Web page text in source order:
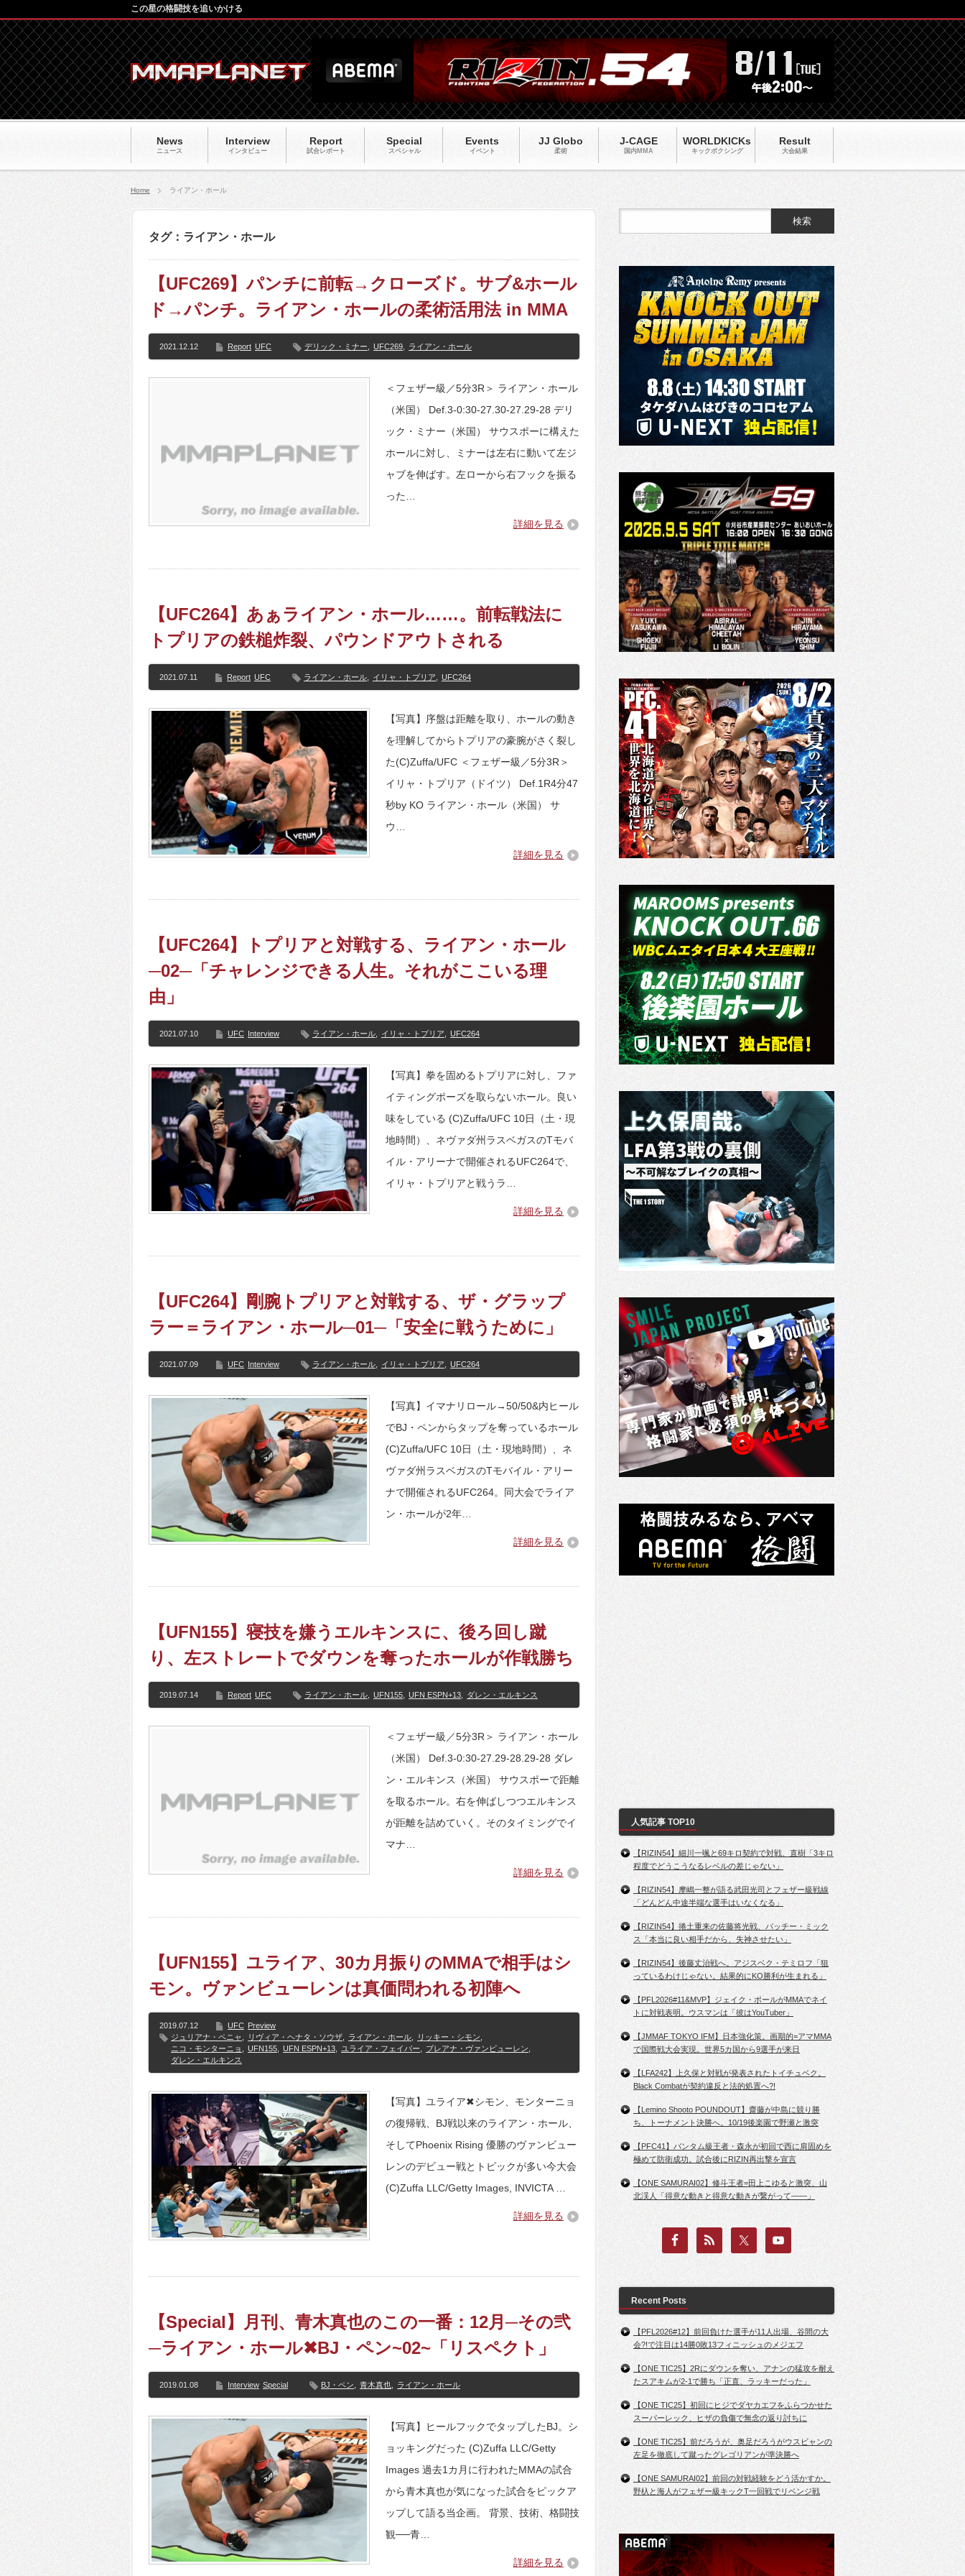
News
ニュース
Interview
インタビュー
Report
試合レポート
Special
スペシャル
Events
イベント
JJ Globo
柔術
J-CAGE
国内MMA
WORLDKICKs
キックポクシング
Result
大会結果
この星の格闘技を追いかける
Home ライアン・ホール
タグ：ライアン・ホール
【UFC269】パンチに前転→クローズド。サブ&ホール
ド→パンチ。ライアン・ホールの柔術活用法 in MMA
2021.12.12 Report UFC デリック・ミナー UFC269 ライアン・ホール
＜フェザー級／5分3R＞ ライアン・ホール
（米国） Def.3-0:30-27.30-27.29-28 デリ
ック・ミナー（米国） サウスポーに構えた
ホールに対し、ミナーは左右に動いて左ジ
ャブを伸ばす。左ローから右フックを振る
った…
詳細を見る
【UFC264】あぁライアン・ホール……。前転戦法に
トプリアの鉄槌炸裂、パウンドアウトされる
2021.07.11 Report UFC ライアン・ホール イリャ・トプリア UFC264
【写真】序盤は距離を取り、ホールの動き
を理解してからトプリアの豪腕がさく裂し
た(C)Zuffa/UFC ＜フェザー級／5分3R＞
イリャ・トプリア（ドイツ） Def.1R4分47
秒by KO ライアン・ホール（米国） サ
ウ…
詳細を見る
【UFC264】トプリアと対戦する、ライアン・ホール
─02─「チャレンジできる人生。それがここいる理
由」
2021.07.10 UFC Interview ライアン・ホール イリャ・トプリア UFC264
【写真】拳を固めるトプリアに対し、ファ
イティングポーズを取らないホール。良い
味をしている (C)Zuffa/UFC 10日（土・現
地時間）、ネヴァダ州ラスベガスのTモバ
イル・アリーナで開催されるUFC264で、
イリャ・トプリアと戦うラ…
詳細を見る
【UFC264】剛腕トプリアと対戦する、ザ・グラップ
ラー＝ライアン・ホール─01─「安全に戦うために」
2021.07.09 UFC Interview ライアン・ホール イリャ・トプリア UFC264
【写真】イマナリロール→50/50&内ヒール
でBJ・ペンからタップを奪っているホール
(C)Zuffa/UFC 10日（土・現地時間）、ネ
ヴァダ州ラスベガスのTモバイル・アリー
ナで開催されるUFC264。同大会でライア
ン・ホールが2年…
詳細を見る
【UFN155】寝技を嫌うエルキンスに、後ろ回し蹴
り、左ストレートでダウンを奪ったホールが作戦勝ち
2019.07.14 Report UFC ライアン・ホール UFN155 UFN ESPN+13 ダレン・エルキンス
＜フェザー級／5分3R＞ ライアン・ホール
（米国） Def.3-0:30-27.29-28.29-28 ダレ
ン・エルキンス（米国） サウスポーで距離
を取るホール。右を伸ばしつつエルキンス
が距離を詰めていく。そのタイミングでイ
マナ…
詳細を見る
【UFN155】ユライア、30カ月振りのMMAで相手はシ
モン。ヴァンビューレンは真価問われる初陣へ
2019.07.12 UFC Preview
ジュリアナ・ペニャ
リヴィア・ヘナタ・ソウザ ライアン・ホール リッキー・シモン
ニコ・モンターニョ
UFN155 UFN ESPN+13 ユライア・フェイバー ブレアナ・ヴァンビューレン
ダレン・エルキンス
【写真】ユライア✖シモン、モンターニョ
の復帰戦、BJ戦以来のライアン・ホール、
そしてPhoenix Rising 優勝のヴァンビュー
レンのデビュー戦とトピックが多い今大会
(C)Zuffa LLC/Getty Images, INVICTA …
詳細を見る
【Special】月刊、青木真也のこの一番：12月─その弐
─ライアン・ホール✖BJ・ペン~02~「リスペクト」
2019.01.08 Interview Special BJ・ペン 青木真也 ライアン・ホール
【写真】ヒールフックでタップしたBJ。シ
ョッキングだった (C)Zuffa LLC/Getty
Images 過去1カ月に行われたMMAの試合
から青木真也が気になった試合をピックア
ップして語る当企画。 背景、技術、格闘技
観──青…
詳細を見る
人気記事 TOP10
【RIZIN54】細川一颯と69キロ契約で対戦、直樹「3キロ
程度でどうこうなるレベルの差じゃない」
【RIZIN54】摩嶋一整が語る武田光司とフェザー級戦線
「どんどん中途半端な選手はいなくなる」
【RIZIN54】捲土重来の佐藤将光戦、パッチー・ミック
ス「本当に良い相手だから、失神させたい」
【RIZIN54】後藤丈治戦へ。アジスベク・テミロフ「狙
っているわけじゃない。結果的にKO勝利が生まれる」
【PFL2026#11&MVP】ジェイク・ポールがMMAでネイ
トに対戦表明。ウスマンは「彼はYouTuber」
【JMMAF TOKYO IFM】日本強化策。画期的=アマMMA
で国際戦大会実現。世界5カ国から9選手が来日
【LFA242】上久保と対戦が発表されたトイチュベク。
Black Combatが契約違反と法的処置へ?!
【Lemino Shooto POUNDOUT】齋藤が中島に競り勝
ち、トーナメント決勝へ。10/19後楽園で野瀬と激突
【PFC41】バンタム級王者・森永が初回で西に肩固めを
極めて防衛成功。試合後にRIZIN再出撃を宣言
【ONE SAMURAI02】修斗王者=田上こゆると激突、山
北渓人「得意な動きと得意な動きが繋がって――」
Recent Posts
【PFL2026#12】前回負けた選手が11人出場、谷間の大
会?!で注目は14勝0敗13フィニッシュのメジエフ
【ONE TIC25】2Rにダウンを奪い、アナンの猛攻を耐え
たスアキムが2-1で勝ち「正直、ラッキーだった」
【ONE TIC25】初回にヒジでダヤカエフをふらつかせた
スーパーレック、ヒザの負傷で無念の返り討ちに
【ONE TIC25】前だろうが、奥足だろうがウスビャンの
左足を徹底して蹴ったグレゴリアンが準決勝へ
【ONE SAMURAI02】前回の対戦経験をどう活かすか。
野杁と海人がフェザー級キックT一回戦でリベンジ戦